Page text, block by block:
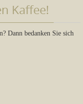
Kaffee!
Dann bedanken Sie sich